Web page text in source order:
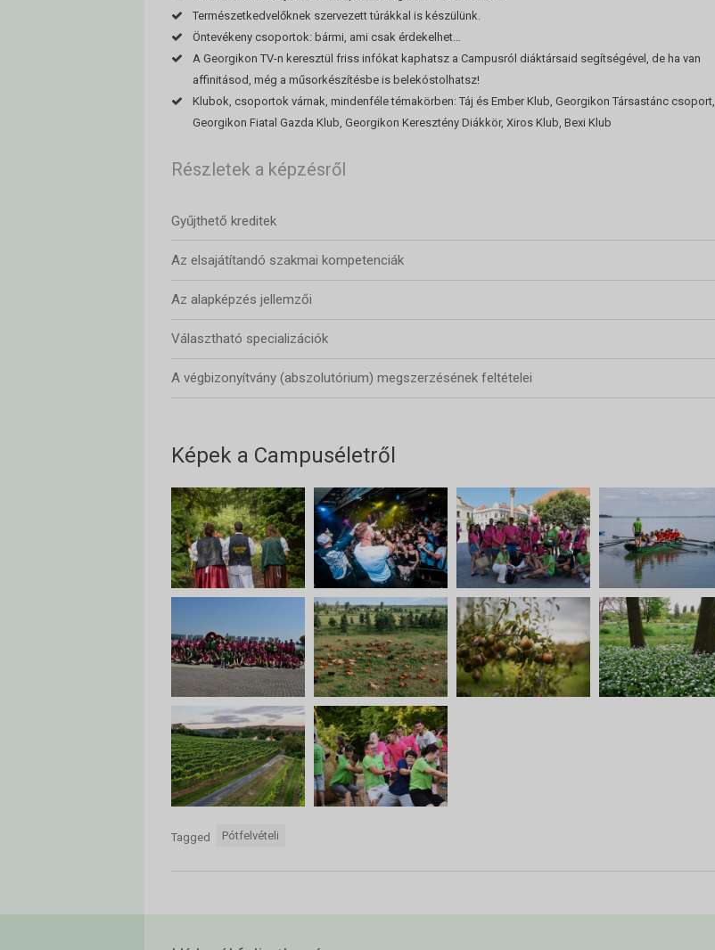
Természetkedvelőknek szervezett túrákkal is készülünk.
Öntevékeny csoportok: bármi, ami csak érdekelhet…
A Georgikon TV-n keresztül friss infókat kaphatsz a Campusról diáktársaid segítségével, de ha van
affinitásod, még a műsorkészítésbe is belekóstolhatsz!
Klubok, csoportok várnak, mindenféle témakörben: Táj és Ember Klub, Georgikon Társastánc csoport,
Georgikon Fiatal Gazda Klub, Georgikon Keresztény Diákkör, Xiros Klub, Bexi Klub
Részletek a képzésről
Gyűjthető kreditek
Az elsajátítandó szakmai kompetenciák
Az alapképzés jellemzői
Választható specializációk
A végbizonyítvány (abszolutórium) megszerzésének feltételei
Képek a Campuséletről
Tagged Pótfelvételi